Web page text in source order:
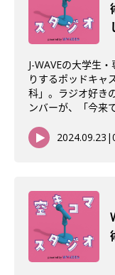
J-WAVEの大学生
りするポッドキャ
科」。ラジオ好き
ンバーが、「今来
2024.09.23 |